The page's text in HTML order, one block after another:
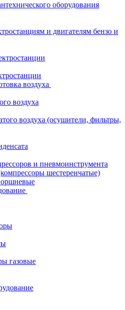
оборудования
и двигателям бензо и
воздуха
воздуха
воздуха (осушители, фильтры,
и пневмоинструмента
шестеренчатые)
газовые